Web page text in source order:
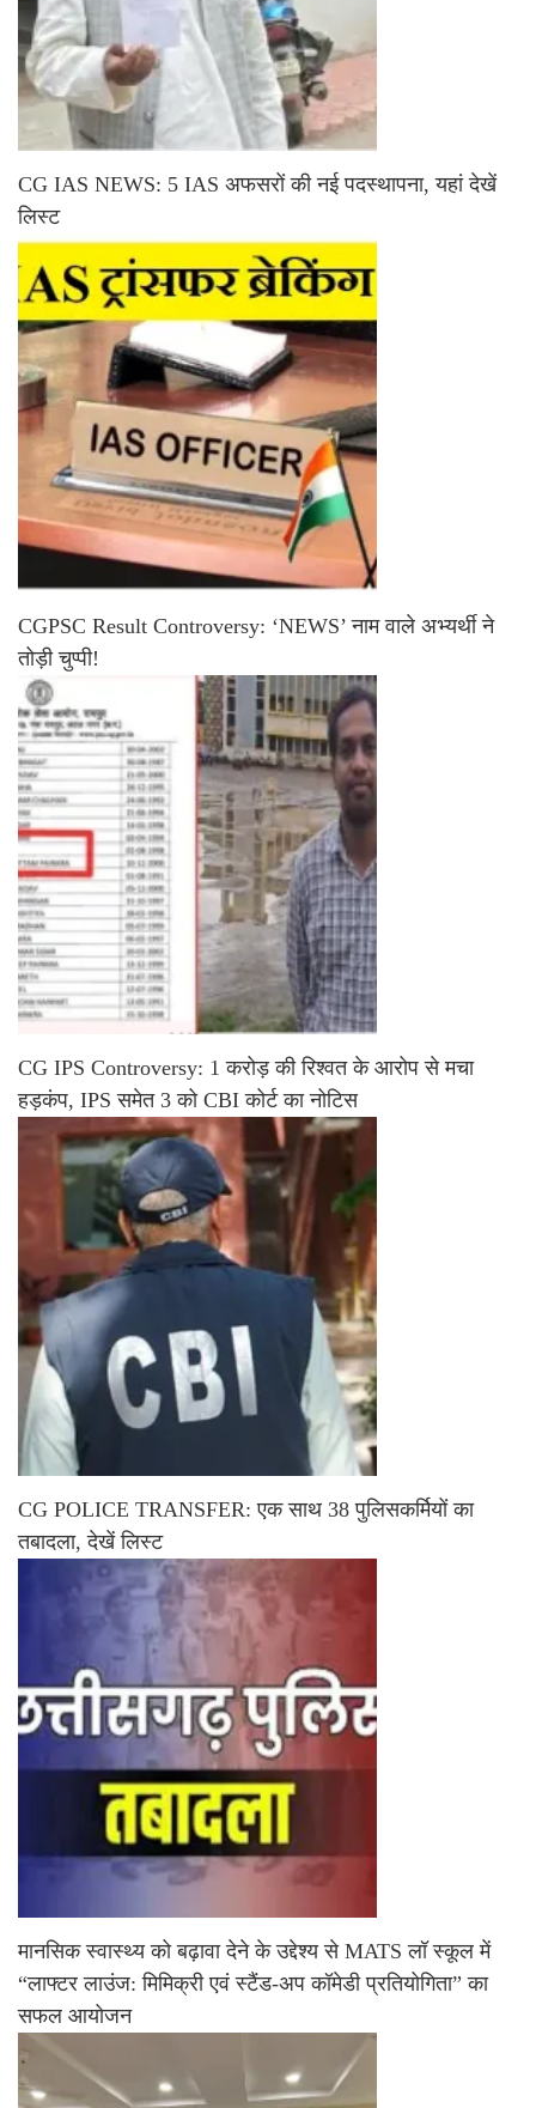
CG IAS NEWS: 5 IAS अफसरों की नई पदस्थापना, यहां देखें
लिस्ट
CGPSC Result Controversy: ‘NEWS’ नाम वाले अभ्यर्थी ने
तोड़ी चुप्पी!
CG IPS Controversy: 1 करोड़ की रिश्वत के आरोप से मचा
हड़कंप, IPS समेत 3 को CBI कोर्ट का नोटिस
CG POLICE TRANSFER: एक साथ 38 पुलिसकर्मियों का
तबादला, देखें लिस्ट
मानसिक स्वास्थ्य को बढ़ावा देने के उद्देश्य से MATS लॉ स्कूल में
“लाफ्टर लाउंज: मिमिक्री एवं स्टैंड-अप कॉमेडी प्रतियोगिता” का
सफल आयोजन